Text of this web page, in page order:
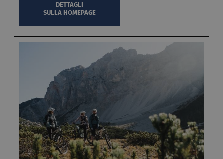
DETTAGLI
SULLA HOMEPAGE